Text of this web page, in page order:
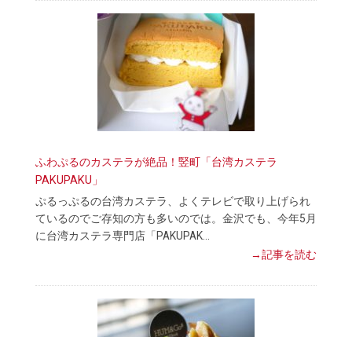
ふわぷるのカステラが絶品！竪町「台湾カステラ
PAKUPAKU」
ぷるっぷるの台湾カステラ、よくテレビで取り上げられ
ているのでご存知の方も多いのでは。金沢でも、今年5月
に台湾カステラ専門店「PAKUPAK…
→記事を読む